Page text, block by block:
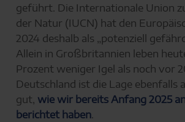
geführt. Die Internationale Union
der Natur (IUCN) hat den
2024 deshalb als „potenziell
Allein in Großbritannien leben
Prozent weniger Igel als noch vor
Deutschland ist die Lage ebenfalls
gut, wie wir bereits Anfang 2025
berichtet haben.